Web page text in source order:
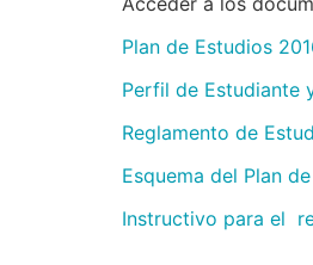
Plan de Estudios
Perfil de Estudiante
Reglamento de
Esquema del Plan
Instructivo para el